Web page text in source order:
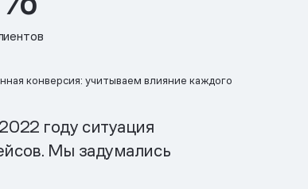
конверсия: учитываем влияние каждого
году ситуация
Мы задумались